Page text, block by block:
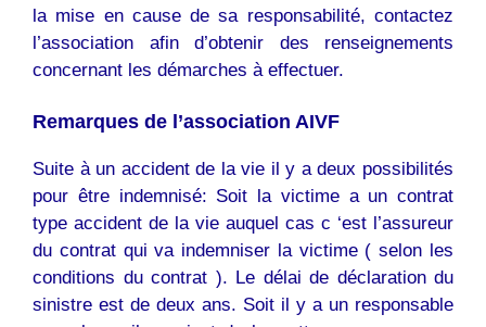
la mise en cause de sa responsabilité, contactez
l’association afin d’obtenir des renseignements
concernant les démarches à effectuer.
Remarques de l’association AIVF
Suite à un accident de la vie il y a deux possibilités
pour être indemnisé: Soit la victime a un contrat
type accident de la vie auquel cas c ‘est l’assureur
du contrat qui va indemniser la victime ( selon les
conditions du contrat ). Le délai de déclaration du
sinistre est de deux ans. Soit il y a un responsable